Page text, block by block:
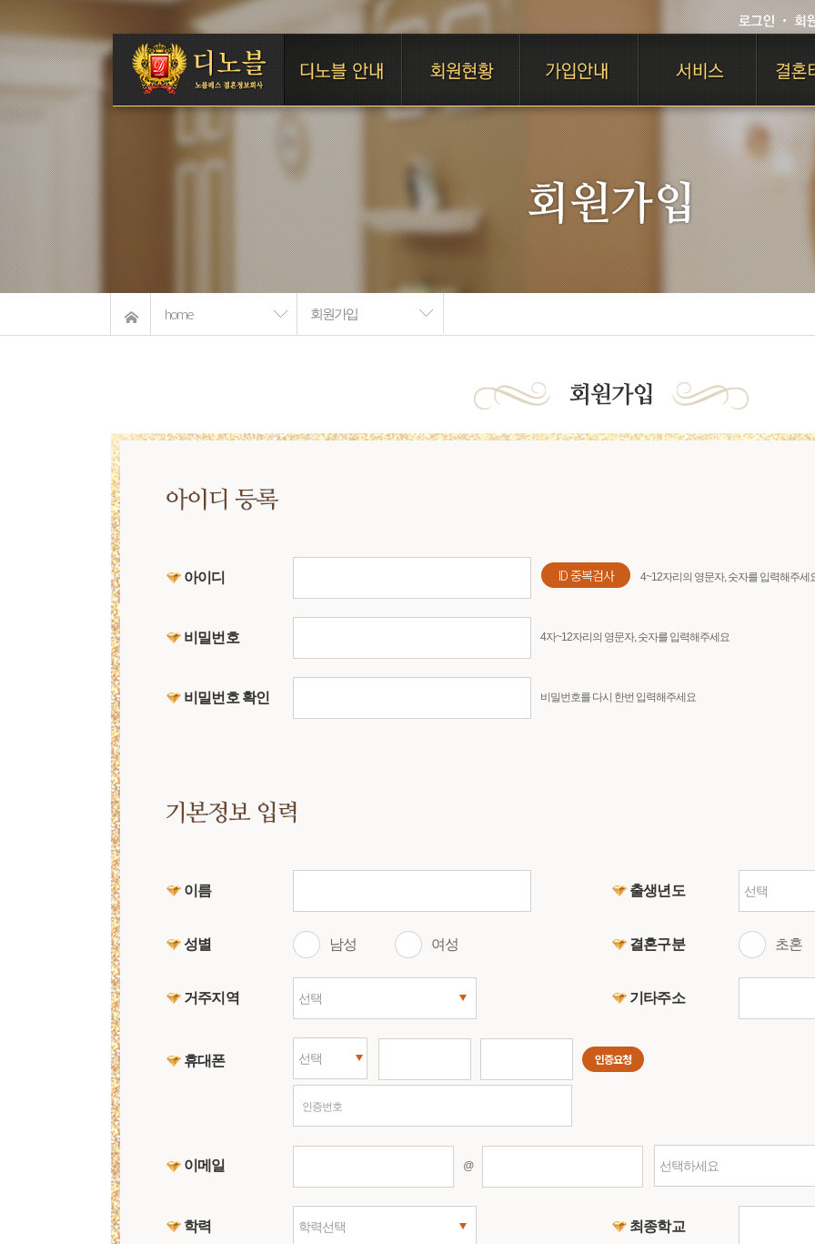
home 회원가입
아이디 ID 중복검사 4~12자리의 영문자, 숫자를 입력해주세
비밀번호 4자~12자리의 영문자, 숫자를 입력해주세요
비밀번호 확인 비밀번호를 다시 한번 입력해주세요
이름 출생년도 선택
성별 남성 여성 결혼구분 초혼
거주지역 선택 기타주소
휴대폰 선택 인증요청
인증번호
이메일 @ 선택하세요
학력 학력선택 최종학교